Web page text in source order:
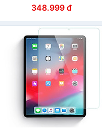
hiệu JCPAL iClara 9H (mỏng
0.2 mm, vát cạnh 2.5D, chống
trầy, chống va đập) - Hàng
chính hãng
348.999 đ